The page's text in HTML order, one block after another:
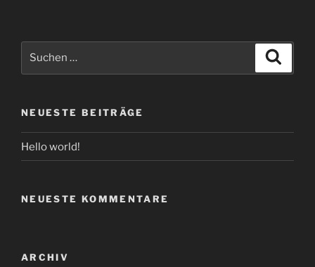
NEUESTE BEITRÄGE
Hello world!
NEUESTE KOMMENTARE
ARCHIV